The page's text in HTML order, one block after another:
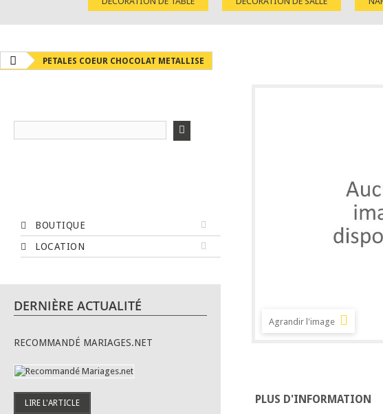
PETALES COEUR CHOCOLAT METALLISE
BOUTIQUE
LOCATION
DERNIÈRE ACTUALITÉ
RECOMMANDÉ MARIAGES.NET
LIRE L'ARTICLE
Agrandir l'image
PLUS D'INFORMATION